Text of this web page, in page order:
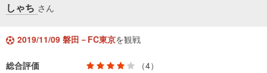
しゃち さん
2019/11/09 磐田－FC東京を観戦
総合評価 （4）